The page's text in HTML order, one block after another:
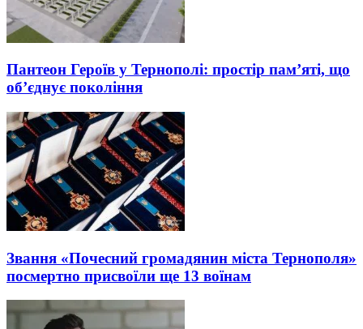
Пантеон Героїв у Тернополі: простір пам’яті, що
об’єднує покоління
Звання «Почесний громадянин міста Тернополя»
посмертно присвоїли ще 13 воїнам